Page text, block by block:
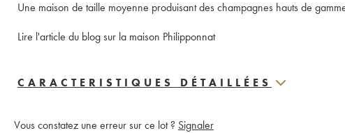
Une maison de taille moyenne produisant des champagnes hauts de
Lire l'article du blog sur la maison Philipponnat
CARACTERISTIQUES DÉTAILLÉES
Vous constatez une erreur sur ce lot ? Signaler